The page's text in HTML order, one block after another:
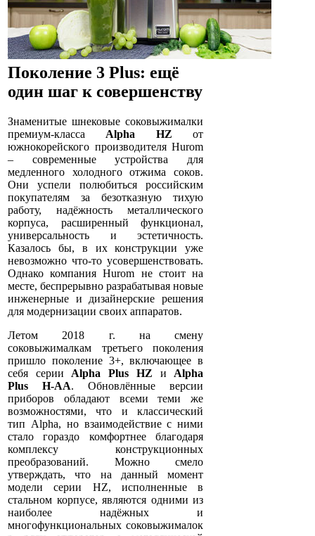
Поколение 3 Plus: ещё
один шаг к совершенству
Знаменитые шнековые соковыжималки
премиум-класса Alpha HZ от
южнокорейского производителя Hurom
– современные устройства для
медленного холодного отжима соков.
Они успели полюбиться российским
покупателям за безотказную тихую
работу, надёжность металлического
корпуса, расширенный функционал,
универсальность и эстетичность.
Казалось бы, в их конструкции уже
невозможно что-то усовершенствовать.
Однако компания Hurom не стоит на
месте, беспрерывно разрабатывая новые
инженерные и дизайнерские решения
для модернизации своих аппаратов.
Летом 2018 г. на смену
соковыжималкам третьего поколения
пришло поколение 3+, включающее в
себя серии Alpha Plus HZ и Alpha
Plus
H-AA. Обновлённые версии
приборов обладают всеми теми же
возможностями, что и классический
тип Alpha, но взаимодействие с ними
стало гораздо комфортнее благодаря
комплексу конструкционных
преобразований. Можно смело
утверждать, что на данный момент
модели серии HZ, исполненные в
стальном корпусе, являются одними из
наиболее надёжных и
многофункциональных соковыжималок